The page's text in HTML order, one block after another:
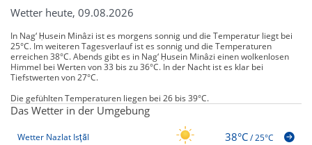
Wetter heute, 09.08.2026
In Nag‘ Ḥusein Minâzi ist es morgens sonnig und die Temperatur liegt bei
25°C. Im weiteren Tagesverlauf ist es sonnig und die Temperaturen
erreichen 38°C. Abends gibt es in Nag‘ Ḥusein Minâzi einen wolkenlosen
Himmel bei Werten von 33 bis zu 36°C. In der Nacht ist es klar bei
Tiefstwerten von 27°C.
Die gefühlten Temperaturen liegen bei 26 bis 39°C.
Das Wetter in der Umgebung
Wetter Nazlat Isţāl 38°C/25°C